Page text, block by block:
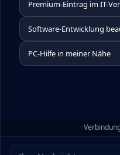
Premium-Eintrag im IT-
Software-Entwicklung
PC-Hilfe in meiner Nähe